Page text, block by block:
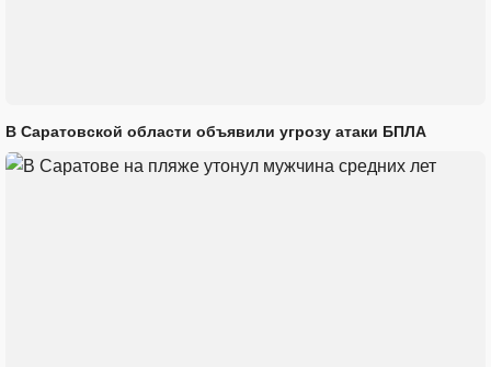
В Саратовской области объявили угрозу атаки БПЛА